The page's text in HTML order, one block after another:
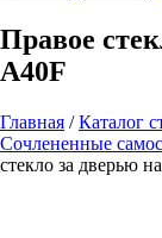
Правое
A40F
Главная /Каталог
Сочлененные
стекло за дверью